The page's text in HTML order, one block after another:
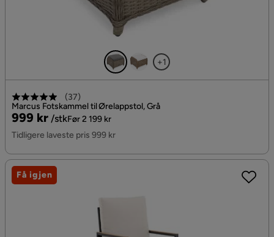
+1
(37)
Marcus Fotskammel til Ørelappstol, Grå
Pris
999 kr /stk
Original
Pris
Før 2 199 kr
Tidligere laveste pris 999 kr
Få igjen